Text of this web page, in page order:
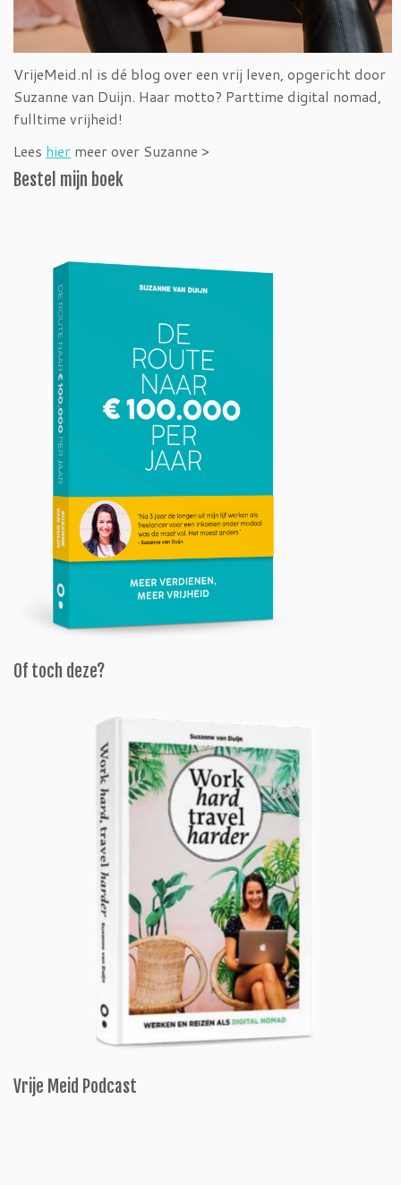
VrijeMeid.nl is dé blog over een vrij leven, opgericht door
Suzanne van Duijn. Haar motto? Parttime digital nomad,
fulltime vrijheid!
Lees hier meer over Suzanne >
Bestel mijn boek
Of toch deze?
Vrije Meid Podcast